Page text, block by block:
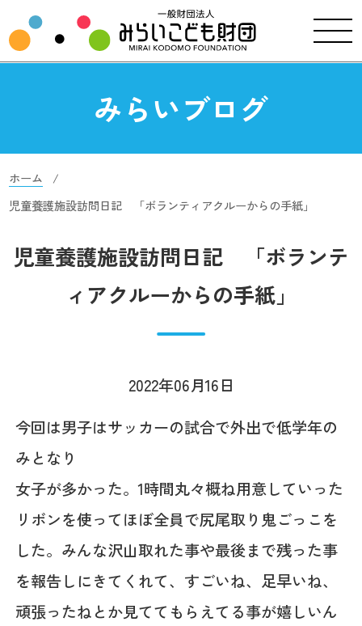
みらいブログ
ホーム
児童養護施設訪問日記 「ボランティアクルーからの手紙」
児童養護施設訪問日記 「ボランテ
ィアクルーからの手紙」
2022年06月16日
今回は男子はサッカーの試合で外出で低学年の
みとなり
女子が多かった。1時間丸々概ね用意していった
リボンを使ってほぼ全員で尻尾取り鬼ごっこを
した。みんな沢山取れた事や最後まで残った事
を報告しにきてくれて、すごいね、足早いね、
頑張ったねとか見ててもらえてる事が嬉しいん